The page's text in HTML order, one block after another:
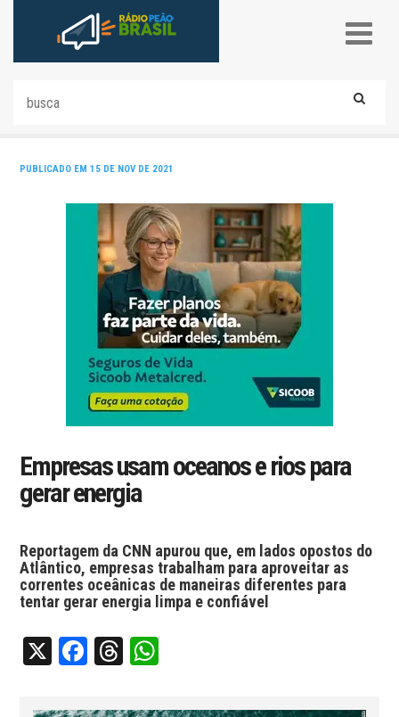
PUBLICADO EM 15 DE NOV DE 2021
Empresas usam oceanos e rios para
gerar energia
Reportagem da CNN apurou que, em lados opostos do
Atlântico, empresas trabalham para aproveitar as
correntes oceânicas de maneiras diferentes para
tentar gerar energia limpa e confiável
X Facebook
Threads